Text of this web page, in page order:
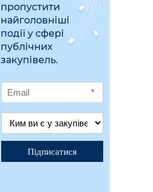
пропустити
найголовніші
події у сфері
публічних
закупівель.
*
Підписатися